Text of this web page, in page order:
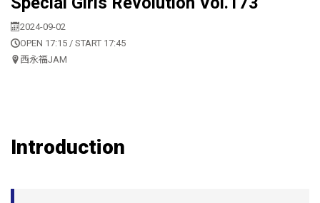
2024-09-02
OPEN 17:15 / START 17:45
西永福JAM
Introduction